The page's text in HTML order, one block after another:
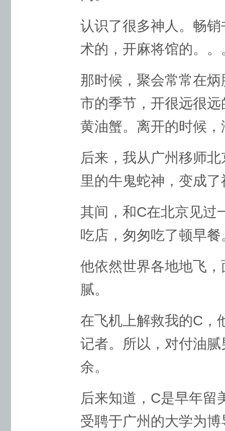
认识了很多神人。畅
术的，开麻将馆的。。
那时候，聚会常常在
市的季节，开很远很
黄油蟹。离开的时候
后来，我从广州移师
里的牛鬼蛇神，变成
其间，和C在北京见过
吃店，匆匆吃了顿早餐
他依然世界各地地飞
腻。
在飞机上解救我的C，
记者。所以，对付油
余。
后来知道，C是早年留
受聘于广州的大学为